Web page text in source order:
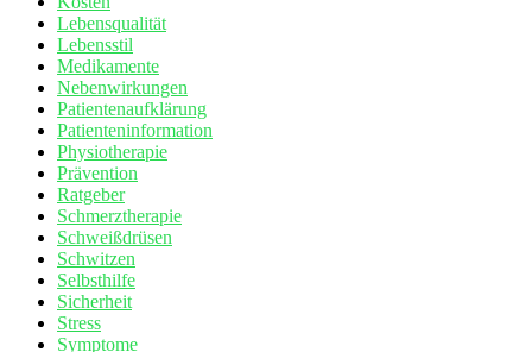
Lebensqualität
Lebensstil
Medikamente
Nebenwirkungen
Patientenaufklärung
Patienteninformation
Physiotherapie
Prävention
Ratgeber
Schmerztherapie
Schweißdrüsen
Schwitzen
Selbsthilfe
Sicherheit
Stress
Symptome